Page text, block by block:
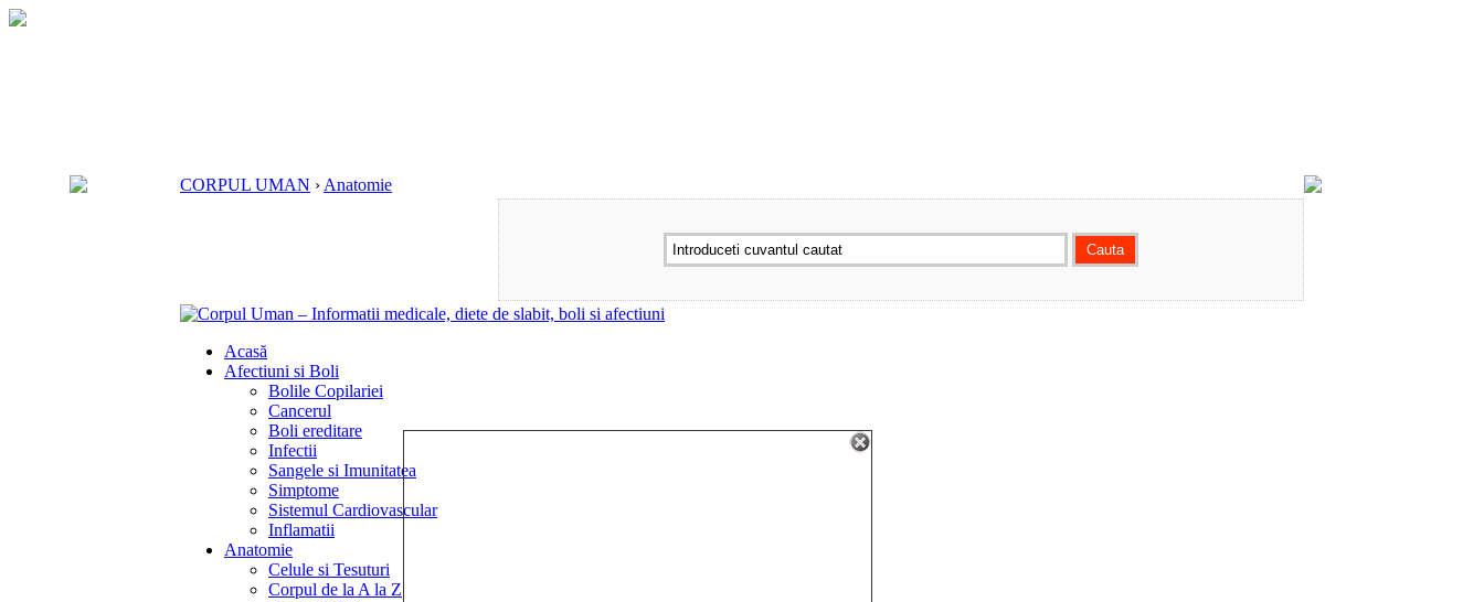
CORPUL UMAN › Anatomie
Acasă
Afectiuni si Boli
Bolile Copilariei
Cancerul
Boli ereditare
Infectii
Sangele si Imunitatea
Simptome
Sistemul Cardiovascular
Inflamatii
Anatomie
Celule si Tesuturi
Corpul de la A la Z